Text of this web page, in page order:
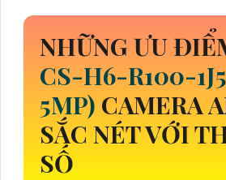
NHỮNG ƯU
CS-H6-R100-
5MP) CAMERA
SẮC NÉT VỚI
SỐ